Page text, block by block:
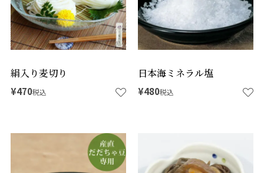
絹入り麦切り
¥470税込
日本海ミネラル塩
¥480税込